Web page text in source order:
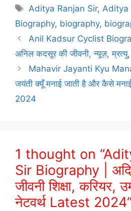
Tags
Aditya Ranjan Sir, Aditya
Biography, biography,
Anil Kadsur Cyclist
अनिल कदसूर की जीवनी, न्यूज़,
Mahavir Jayanti Kyu
जयंती क्यूँ मनाई जाती है और कैसे
2024
1 thought on
Sir Biography |
जीवनी शिक्षा, करियर,
नेटवर्थ Latest 2024”